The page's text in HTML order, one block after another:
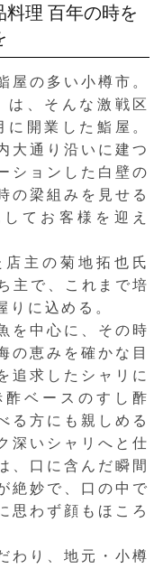
料理 百年の時を
の多い小樽市。
は、そんな激戦区
開業した鮨屋。
大通り沿いに建つ
ションした白壁の
の梁組みを見せる
てお客様を迎え
主の菊地拓也氏
主で、これまで培
りに込める。
を中心に、その時
の恵みを確かな目
追求したシャリに
ベースのすし酢
る方にも親しめる
深いシャリへと仕
、口に含んだ瞬間
絶妙で、口の中で
思わず顔もほころ
わり、地元・小樽